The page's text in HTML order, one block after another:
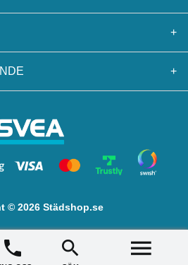
+
+
© 2026 Städshop.se